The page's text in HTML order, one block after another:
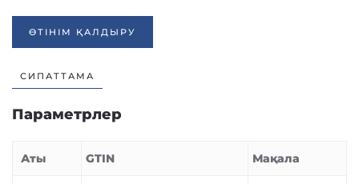
ӨТІНІМ ҚАЛДЫРУ
СИПАТТАМА
Параметрлер
Аты GTIN Мақала